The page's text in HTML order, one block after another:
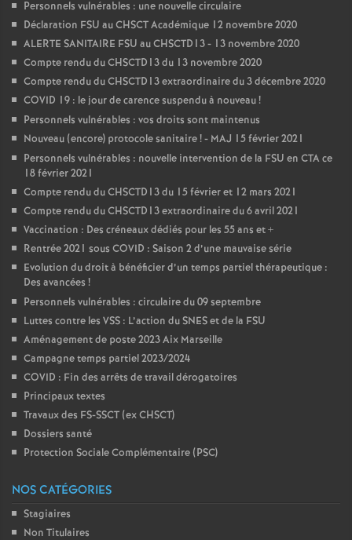
Personnels vulnérables : une nouvelle circulaire
Déclaration FSU au CHSCT Académique 12 novembre 2020
ALERTE SANITAIRE FSU au CHSCTD13 - 13 novembre 2020
Compte rendu du CHSCTD13 du 13 novembre 2020
Compte rendu du CHSCTD13 extraordinaire du 3 décembre 2020
COVID 19 : le jour de carence suspendu à nouveau!
Personnels vulnérables : vos droits sont maintenus
Nouveau (encore) protocole sanitaire! - MAJ 15 février 2021
Personnels vulnérables : nouvelle intervention de la FSU en CTA ce
18 février 2021
Compte rendu du CHSCTD13 du 15 février et 12 mars 2021
Compte rendu du CHSCTD13 extraordinaire du 6 avril 2021
Vaccination : Des créneaux dédiés pour les 55 ans et +
Rentrée 2021 sous COVID : Saison 2 d’une mauvaise série
Evolution du droit à bénéficier d’un temps partiel thérapeutique :
Des avancées !
Personnels vulnérables : circulaire du 09 septembre
Luttes contre les VSS : L’action du SNES et de la FSU
Aménagement de poste 2023 Aix Marseille
Campagne temps partiel 2023/2024
COVID : Fin des arrêts de travail dérogatoires
Principaux textes
Travaux des FS-SSCT (ex CHSCT)
Dossiers santé
Protection Sociale Complémentaire (PSC)
NOS CATÉGORIES
Stagiaires
Non Titulaires